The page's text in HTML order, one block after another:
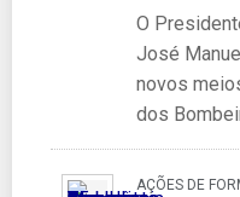
O
José
novos
dos
AÇÕES DE